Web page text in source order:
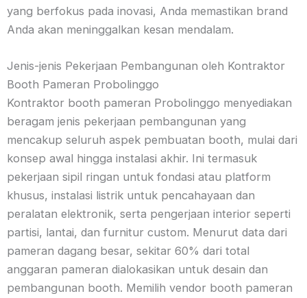
yang berfokus pada inovasi, Anda memastikan brand
Anda akan meninggalkan kesan mendalam.
Jenis-jenis Pekerjaan Pembangunan oleh Kontraktor
Booth Pameran Probolinggo
Kontraktor booth pameran Probolinggo menyediakan
beragam jenis pekerjaan pembangunan yang
mencakup seluruh aspek pembuatan booth, mulai dari
konsep awal hingga instalasi akhir. Ini termasuk
pekerjaan sipil ringan untuk fondasi atau platform
khusus, instalasi listrik untuk pencahayaan dan
peralatan elektronik, serta pengerjaan interior seperti
partisi, lantai, dan furnitur custom. Menurut data dari
pameran dagang besar, sekitar 60% dari total
anggaran pameran dialokasikan untuk desain dan
pembangunan booth. Memilih vendor booth pameran